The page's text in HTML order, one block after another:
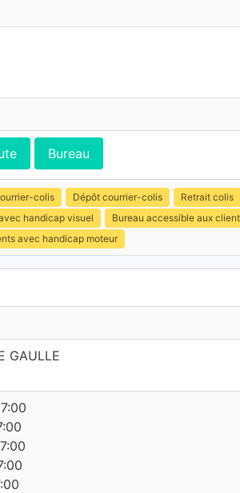
Bureau
colis Dépôt courrier-colis Retrait colis
handicap visuel
Bureau accessible aux
avec handicap moteur
GAULLE